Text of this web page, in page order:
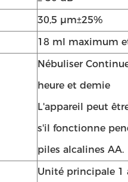
30,5 μm±25%
18 ml maximum
Nébuliser
heure et demie
L'appareil peut
s'il fonctionne
piles alcalines AA.
Unité principale 1